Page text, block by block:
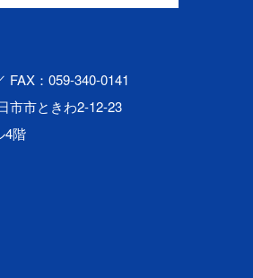
FAX：059-340-0141
市市ときわ2-12-23
4階